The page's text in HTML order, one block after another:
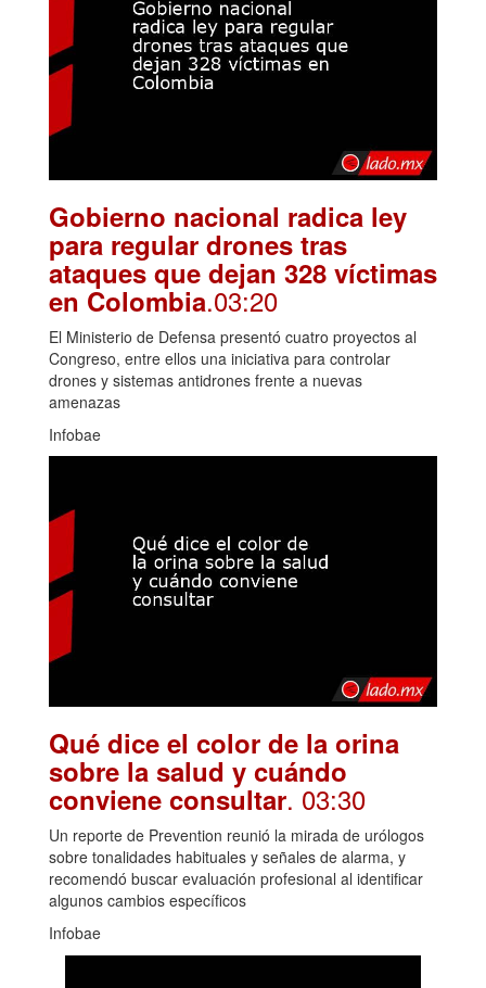
Gobierno nacional radica ley
para regular drones tras
ataques que dejan 328 víctimas
en Colombia.03:20
El Ministerio de Defensa presentó cuatro proyectos al
Congreso, entre ellos una iniciativa para controlar
drones y sistemas antidrones frente a nuevas
amenazas
Infobae
Qué dice el color de la orina
sobre la salud y cuándo
conviene consultar. 03:30
Un reporte de Prevention reunió la mirada de urólogos
sobre tonalidades habituales y señales de alarma, y
recomendó buscar evaluación profesional al identificar
algunos cambios específicos
Infobae